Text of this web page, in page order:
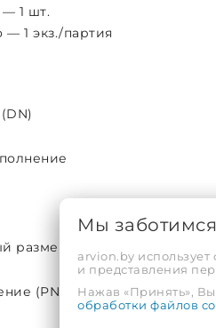
1 шт.
— 1 экз./партия
размер
(PN)
Мы
arvion.by
и представления
Нажав «Принять», Вы
обработки файлов